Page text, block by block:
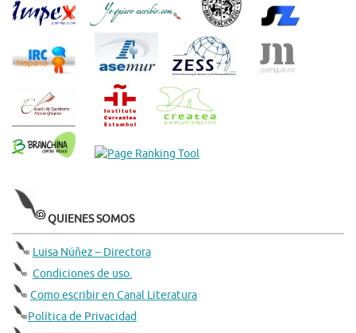
QUIENES SOMOS
Luisa Núñez – Directora
Condiciones de uso.
Como escribir en Canal Literatura
Política de Privacidad